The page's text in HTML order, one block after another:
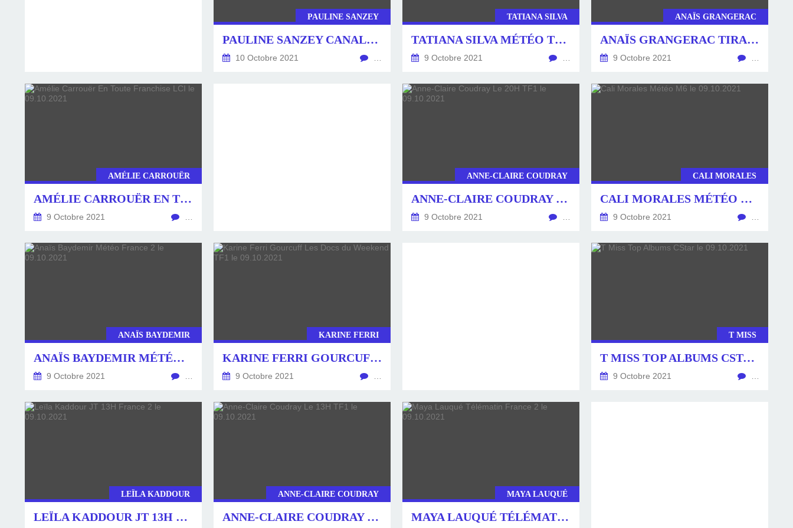
PAULINE SANZEY
PAULINE SANZEY CANAL+ LE 10.10.2021
10 Octobre 2021
TATIANA SILVA
TATIANA SILVA MÉTÉO TF1 LE 09.10.2021
9 Octobre 2021
ANAÏS GRANGERAC
ANAÏS GRANGERAC TIRAGE LOTO TF1 LE 09.10.2021
9 Octobre 2021
AMÉLIE CARROUËR
AMÉLIE CARROUËR EN TOUTE FRANCHISE LCI LE 09.10.2021
9 Octobre 2021
ANNE-CLAIRE COUDRAY
ANNE-CLAIRE COUDRAY LE 20H TF1 LE 09.10.2021
9 Octobre 2021
CALI MORALES
CALI MORALES MÉTÉO M6 LE 09.10.2021
9 Octobre 2021
ANAÏS BAYDEMIR
ANAÏS BAYDEMIR MÉTÉO FRANCE 2 LE 09.10.2021
9 Octobre 2021
KARINE FERRI
KARINE FERRI GOURCUFF LES DOCS DU WEEKEND TF1 LE 09.10.2021
9 Octobre 2021
T MISS
T MISS TOP ALBUMS CSTAR LE 09.10.2021
9 Octobre 2021
LEÏLA KADDOUR
LEÏLA KADDOUR JT 13H FRANCE 2 LE 09.10.2021
ANNE-CLAIRE COUDRAY
ANNE-CLAIRE COUDRAY LE 13H TF1 LE 09.10.2021
MAYA LAUQUÉ
MAYA LAUQUÉ TÉLÉMATIN FRANCE 2 LE 09.10.2021